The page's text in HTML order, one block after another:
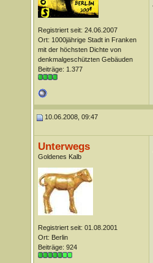
Registriert seit: 24.06.2007
Ort: 1000jährige Stadt in Franken
mit der höchsten Dichte von
denkmalgeschützten Gebäuden
Beiträge: 1.377
10.06.2008, 09:47
Unterwegs
Goldenes Kalb
Registriert seit: 01.08.2001
Ort: Berlin
Beiträge: 924